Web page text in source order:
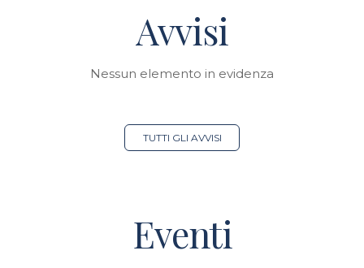
Avvisi
Nessun elemento in evidenza
TUTTI GLI AVVISI
Eventi